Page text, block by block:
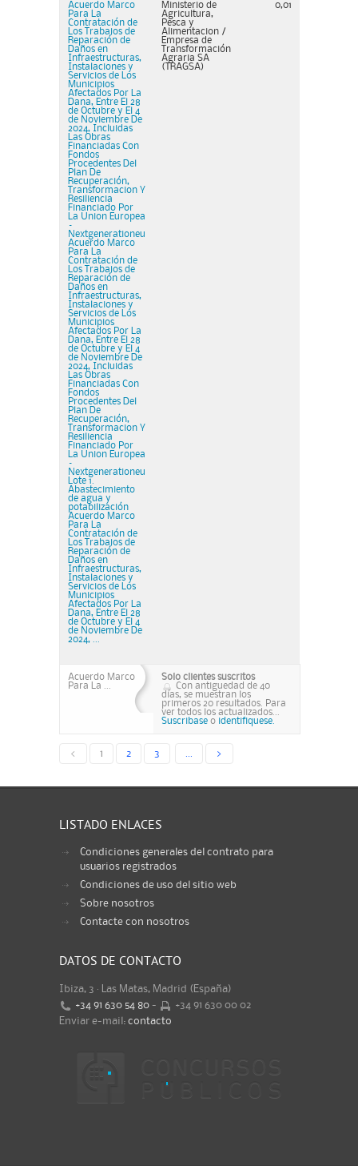
Acuerdo Marco
Para La
Contratación de
Los Trabajos de
Reparación de
Daños en
Infraestructuras,
Instalaciones y
Servicios de Los
Municipios
Afectados Por La
Dana, Entre El 28
de Octubre y El 4
de Noviembre De
2024, Incluidas
Las Obras
Financiadas Con
Fondos
Procedentes Del
Plan De
Recuperación,
Transformacion Y
Resiliencia
Financiado Por
La Union Europea
–
Nextgenerationeu
Acuerdo Marco
Para La
Contratación de
Los Trabajos de
Reparación de
Daños en
Infraestructuras,
Instalaciones y
Servicios de Los
Municipios
Afectados Por La
Dana, Entre El 28
de Octubre y El 4
de Noviembre De
2024, Incluidas
Las Obras
Financiadas Con
Fondos
Procedentes Del
Plan De
Recuperación,
Transformacion Y
Resiliencia
Financiado Por
La Union Europea
–
Nextgenerationeu
Lote 1.
Abastecimiento
de agua y
potabilización
Acuerdo Marco
Para La
Contratación de
Los Trabajos de
Reparación de
Daños en
Infraestructuras,
Instalaciones y
Servicios de Los
Municipios
Afectados Por La
Dana, Entre El 28
de Octubre y El 4
de Noviembre De
2024, ...
Ministerio de
Agricultura,
Pesca y
Alimentacion /
Empresa de
Transformación
Agraria SA
(TRAGSA)
0,01
Acuerdo Marco
Para La ...
Solo clientes suscritos
Con antiguedad de 40
días, se muestran los
primeros 20 resultados. Para
ver todos los actualizados...
Suscribase o identifiquese.
< 1 2 3 >
LISTADO ENLACES
Condiciones generales del contrato para
usuarios registrados
Condiciones de uso del sitio web
Sobre nosotros
Contacte con nosotros
DATOS DE CONTACTO
Ibiza, 3 · Las Matas, Madrid (España)
+34 91 630 54 80 -
+34 91 630 00 02
Enviar e-mail: contacto